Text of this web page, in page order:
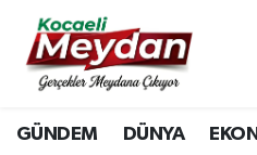
GÜNDEM DÜNYA
Nöbetçi Eczaneler
Hava Durumu